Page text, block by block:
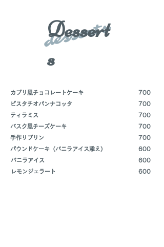
desserts
Dessert
s
カプリ風チョコレートケーキ
700
ピスタチオパンナコッタ
700
ティラミス
700
​バスク風チーズケーキ
​700
​手作りプリン
700
​パウンドケーキ（バニラアイス添え）
600
バニラアイス
600
レモンジェラート
600